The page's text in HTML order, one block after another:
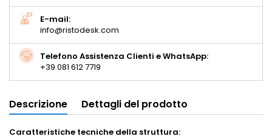
E-mail:
info@ristodesk.com
Telefono Assistenza Clienti e WhatsApp:
+39 081 612 7719
Descrizione Dettagli del prodotto
Caratteristiche tecniche della struttura: